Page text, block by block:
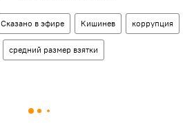
Сказано в эфире Кишинев коррупция
средний размер взятки